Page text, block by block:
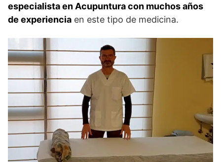
especialista en Acupuntura con muchos años
de experiencia en este tipo de medicina.